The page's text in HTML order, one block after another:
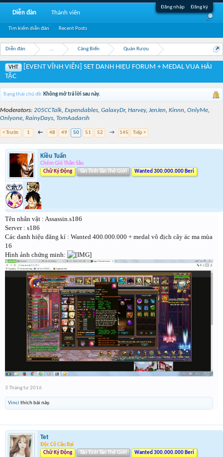
Đăng nhập Đăng ký
Diễn đàn ... Cảng Biển Quán Rượu
VHT
[EVENT VĨNH VIỄN] SET DANH HIỆU FORUM + MEDAL VUA HẢI
TẶC
Trạng thái chủ đề: Không mở trả lời sau này.
Moderators: 205CCTalk, Expendables, GalaxyDr, Harvey, JenJen, Kinnn, OnlyMe,
Onlyone, RainyDays, TomAadarsh
< Trước 1 ← 48 49 50 51 52 → 145 Tiếp >
Kiều Tuấn
Chém Gió Thần Sầu
Chữ Ký Động
Tân Tinh Tân Thế Giới Wanted 300.000.000 Beri
Tên nhân vật : Assassin.s186
Server : s186
Các danh hiệu đăng kí : Wanted 400.000.000 + medal vô địch cây ác ma mùa
16
Hình ảnh chứng minh:
3 Tháng tư 2016
Vinci thích bài này.
Tet
Độc Cô Cầu Bại
Chữ Ký Động
Tân Tinh Tân Thế Giới Wanted 300.000.000 Beri
Diễn đàn
Tìm kiếm diễn đàn Recent Posts
Thành viên